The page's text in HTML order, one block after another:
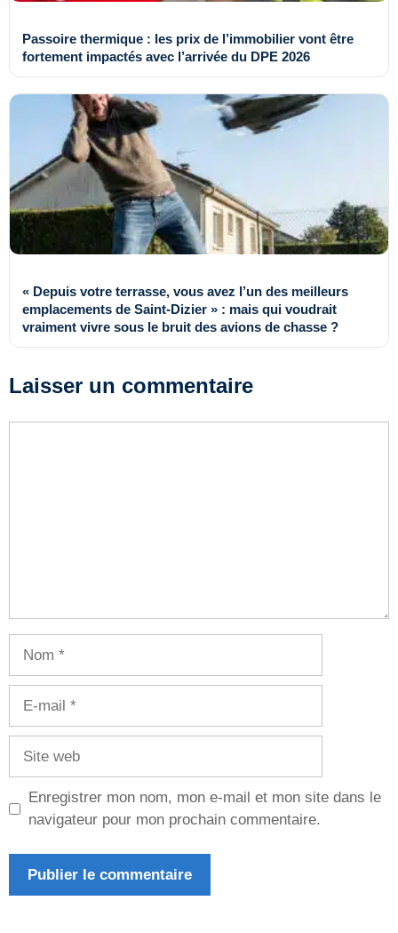
Passoire thermique : les prix de l’immobilier vont être
fortement impactés avec l’arrivée du DPE 2026
« Depuis votre terrasse, vous avez l’un des meilleurs
emplacements de Saint-Dizier » : mais qui voudrait
vraiment vivre sous le bruit des avions de chasse ?
Laisser un commentaire
Enregistrer mon nom, mon e-mail et mon site dans le
navigateur pour mon prochain commentaire.